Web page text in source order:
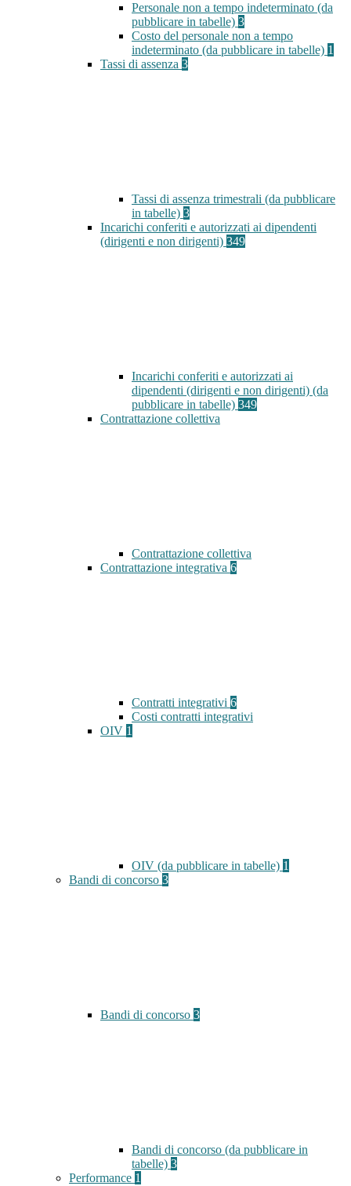
Personale non a tempo indeterminato (da
pubblicare in tabelle) 3
Costo del personale non a tempo
indeterminato (da pubblicare in tabelle) 1
Tassi di assenza 3
Tassi di assenza trimestrali (da pubblicare
in tabelle) 3
Incarichi conferiti e autorizzati ai dipendenti
(dirigenti e non dirigenti) 349
Incarichi conferiti e autorizzati ai
dipendenti (dirigenti e non dirigenti) (da
pubblicare in tabelle) 349
Contrattazione collettiva
Contrattazione collettiva
Contrattazione integrativa 6
Contratti integrativi 6
Costi contratti integrativi
OIV 1
OIV (da pubblicare in tabelle) 1
Bandi di concorso 3
Bandi di concorso 3
Bandi di concorso (da pubblicare in
tabelle) 3
Performance 1